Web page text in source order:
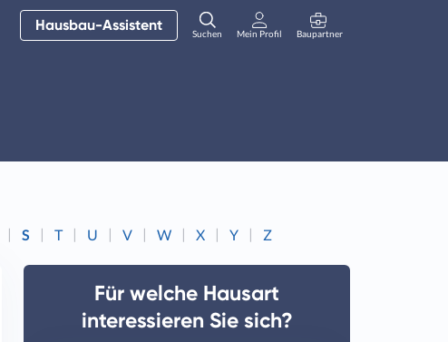
Hausbau-Assistent Suchen Mein Profil Baupartner
S T U V W X Y Z
Für welche Hausart
interessieren Sie sich?